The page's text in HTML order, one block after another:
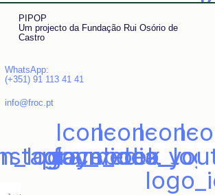
PIPOP
Um projecto da Fundação Rui Osório de
Castro
WhatsApp:
(+351) 91 113 41 41
info@froc.pt
Icon-Icon-Icon-